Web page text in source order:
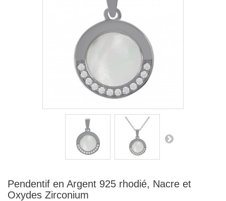
Pendentif en Argent 925 rhodié, Nacre et
Oxydes Zirconium